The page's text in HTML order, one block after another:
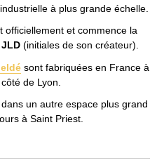
à plus grande échelle.
officiellement et commence la
JLD (initiales de son créateur).
sont fabriquées en France à
de Lyon.
un autre espace plus grand
à Saint Priest.